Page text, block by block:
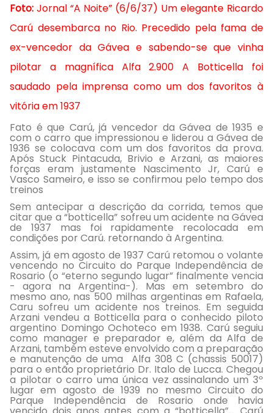
Foto: Jornal “A Noite” (6/6/37) Um elegante Ricardo
Carú desembarca no Rio. Precedido pela fama de
ex-vencedor da Gávea e sabendo-se que vinha
pilotar a magnífica Alfa 2.900 A Botticella foi
saudado pela imprensa como um dos favoritos à
vitória em 1937
Fato é que Carú, já vencedor da Gávea de 1935 e
com o carro que impressionou e liderou a Gávea de
1936 se colocava com um dos favoritos da prova.
Após Stuck Pintacuda, Brivio e Arzani, as maiores
forças eram justamente Nascimento Jr, Carú e
Vasco Sameiro, e isso se confirmou pelo tempo dos
treinos
Sem antecipar a descrição da corrida, temos que
citar que a “botticella” sofreu um acidente na Gávea
de 1937 mas foi rapidamente recolocada em
condições por Carú. retornando à Argentina.
Assim, já em agosto de 1937 Carú retomou o volante
vencendo no Circuito do Parque Independência de
Rosario (o “eterno segundo lugar” finalmente vencia
- agora na Argentina-). Mas em setembro do
mesmo ano, nas 500 milhas argentinas em Rafaela,
Caru sofreu um acidente nos treinos. Em seguida
Arzani vendeu a Botticella para o conhecido piloto
argentino Domingo Ochoteco em 1938. Carú seguiu
como manager e preparador e, além da Alfa de
Arzani, também esteve envolvido com a preparação
e manutenção de uma Alfa 308 C (chassis 50017)
para o então proprietário Dr. Italo de Lucca. Chegou
a pilotar o carro uma única vez assinalando um 3º
lugar em agosto de 1939 no mesmo Circuito do
Parque Independência de Rosario onde havia